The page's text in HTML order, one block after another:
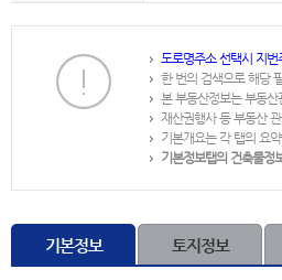
도로명주소 선택시 지
한 번의 검색으로 해당
본 부동산정보는 부동
재산권행사 등 부동산
기본개요는 각 탭의 요
기본정보탭의 건축물정
기본정보 토지정보